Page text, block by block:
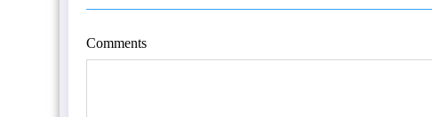
Comments